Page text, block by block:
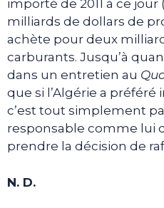
importé de 2011 à ce jour
milliards de dollars de
achète pour deux
carburants. Jusqu’à
dans un entretien au
que si l’Algérie a
c’est tout simplement
responsable comme lui
prendre la décision de
N. D.